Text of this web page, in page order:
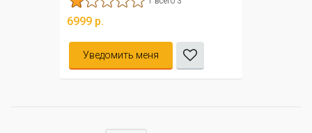
6999 р.
Уведомить меня